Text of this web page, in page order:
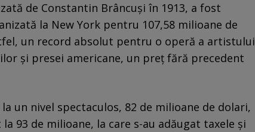
de Constantin Brâncuși în 1913, a fost
la New York pentru 107,58 milioane de
un record absolut pentru o operă a artistului
și presei americane, un preț fără precedent
un nivel spectaculos, 82 de milioane de dolari,
93 de milioane, la care s-au adăugat taxele și